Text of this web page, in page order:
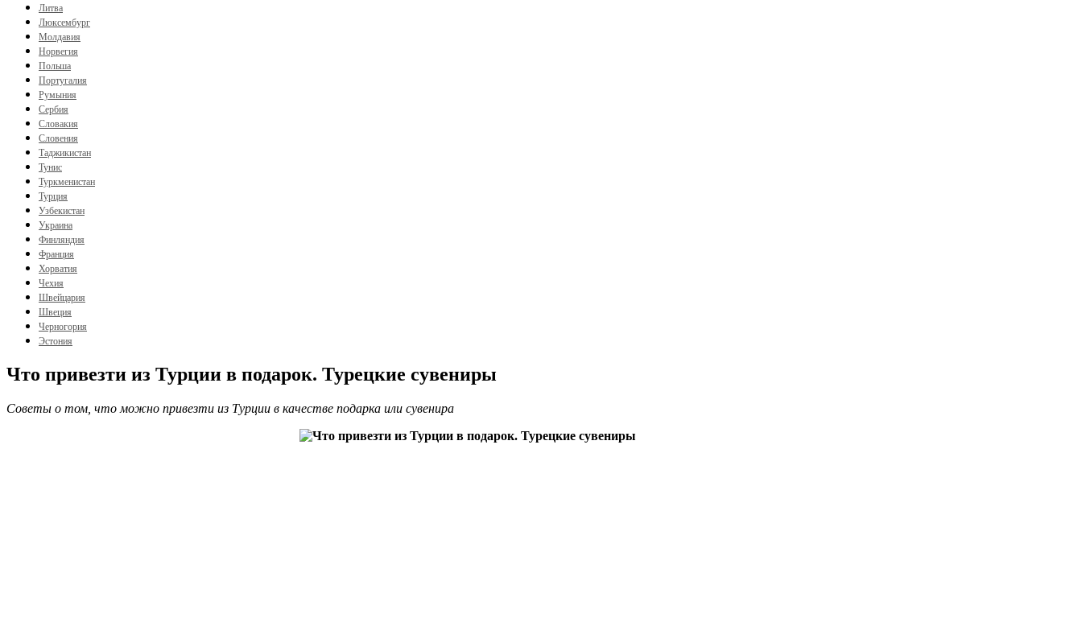
Литва
Люксембург
Молдавия
Норвегия
Польша
Португалия
Румыния
Сербия
Словакия
Словения
Таджикистан
Тунис
Туркменистан
Турция
Узбекистан
Украина
Финляндия
Франция
Хорватия
Чехия
Швейцария
Швеция
Черногория
Эстония
Что привезти из Турции в подарок. Турецкие сувениры
Советы о том, что можно привезти из Турции в качестве подарка или сувенира